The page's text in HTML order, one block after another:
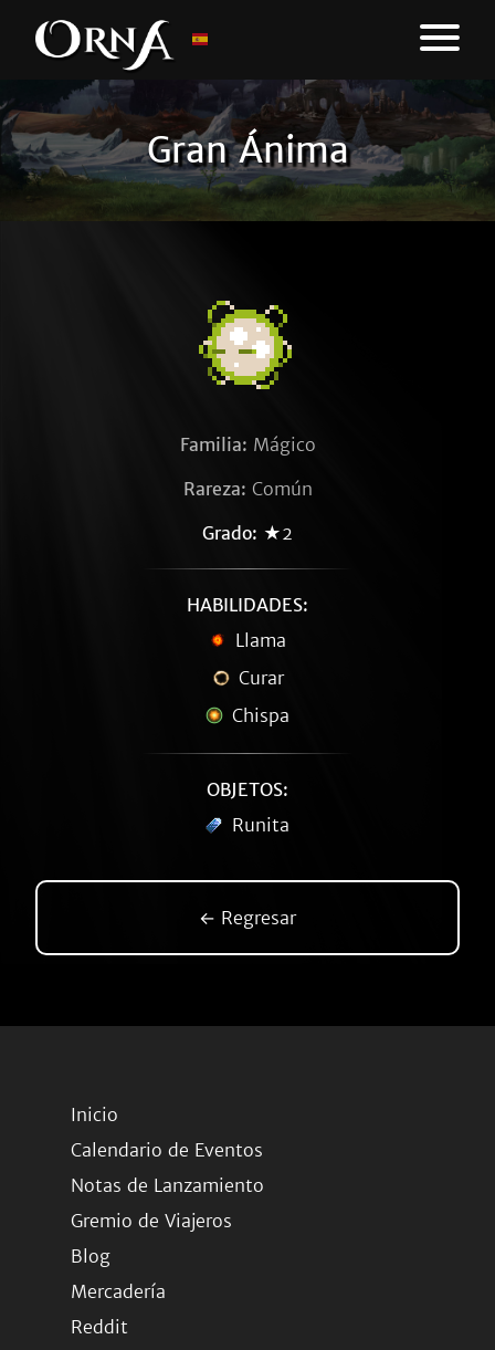
Gran Ánima
Familia: Mágico
Rareza: Común
Grado: ★2
HABILIDADES:
Llama
Curar
Chispa
OBJETOS:
Runita
← Regresar
Inicio
Calendario de Eventos
Notas de Lanzamiento
Gremio de Viajeros
Blog
Mercadería
Reddit